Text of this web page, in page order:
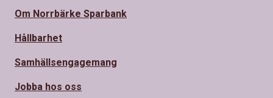
Om Norrbärke Sparbank
Hållbarhet
Samhällsengagemang
Jobba hos oss